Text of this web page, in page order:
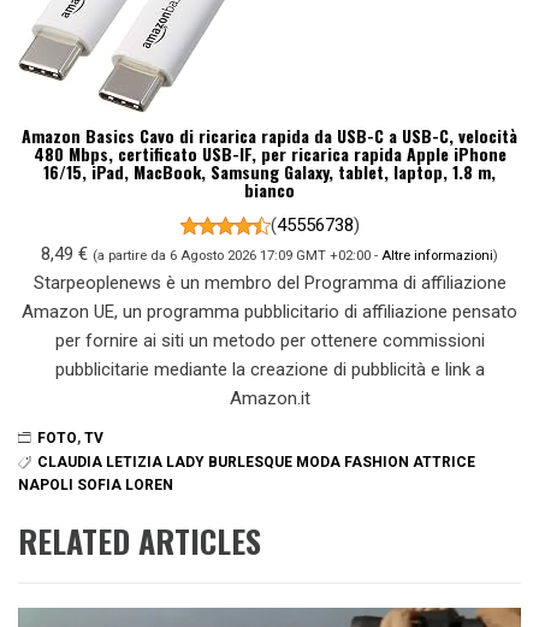
Amazon Basics Cavo di ricarica rapida da USB-C a USB-C, velocità
480 Mbps, certificato USB-IF, per ricarica rapida Apple iPhone
16/15, iPad, MacBook, Samsung Galaxy, tablet, laptop, 1.8 m,
bianco
(45556738)
8,49 € (a partire da 6 Agosto 2026 17:09 GMT +02:00 - Altre informazioni)
Starpeoplenews è un membro del Programma di affiliazione
Amazon UE, un programma pubblicitario di affiliazione pensato
per fornire ai siti un metodo per ottenere commissioni
pubblicitarie mediante la creazione di pubblicità e link a
Amazon.it
FOTO, TV
CLAUDIA LETIZIA LADY BURLESQUE MODA FASHION ATTRICE
NAPOLI SOFIA LOREN
RELATED ARTICLES